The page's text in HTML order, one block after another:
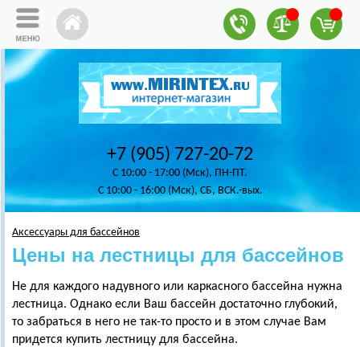
+7 (905) 727-20-72
C 10:00 - 17:00 (Мск), ПН-ПТ.
C 10:00 - 16:00 (Мск), СБ, ВСК.-вых.
Аксессуары для бассейнов
Цены на лестницы для бассейнов
Не для каждого надувного или каркасного бассейна нужна
лестница. Однако если Ваш бассейн достаточно глубокий,
то забраться в него не так-то просто и в этом случае Вам
придется купить лестницу для бассейна.